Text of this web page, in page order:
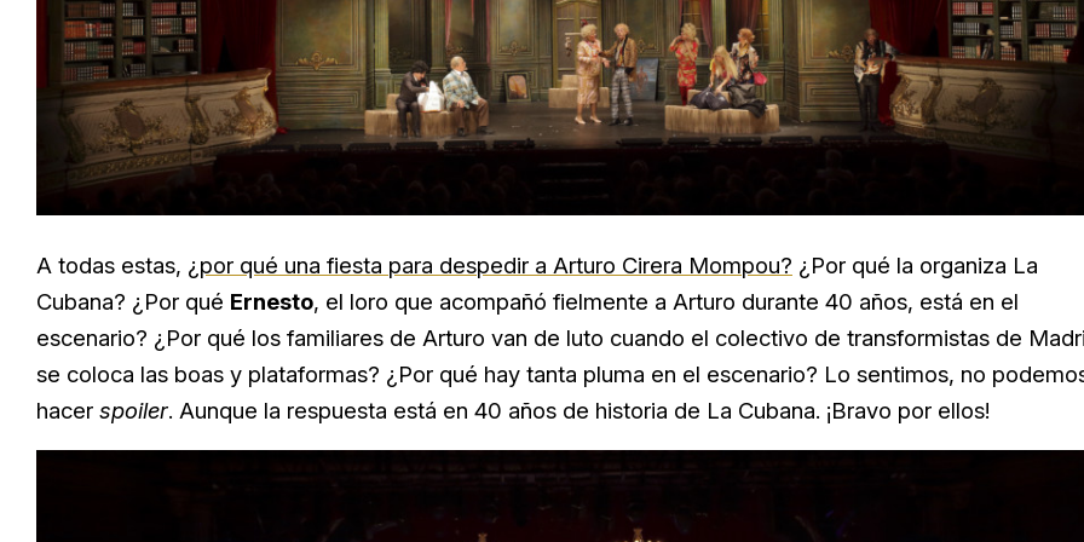
A todas estas, ¿por qué una fiesta para despedir a Arturo Cirera Mompou? ¿Por qué la organiza La
Cubana? ¿Por qué Ernesto, el loro que acompañó fielmente a Arturo durante 40 años, está en el
escenario? ¿Por qué los familiares de Arturo van de luto cuando el colectivo de transformistas de
se coloca las boas y plataformas? ¿Por qué hay tanta pluma en el escenario? Lo sentimos, no
hacer spoiler. Aunque la respuesta está en 40 años de historia de La Cubana. ¡Bravo por ellos!